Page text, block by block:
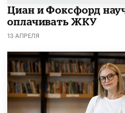
Циан и Фоксфорд
оплачивать ЖКУ
13 АПРЕЛЯ